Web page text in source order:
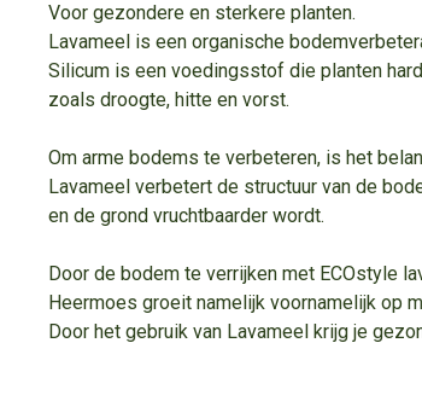
Voor gezondere en sterkere planten.
Lavameel is een organische
Silicum is een voedingsstof die planten
zoals droogte, hitte en vorst.
Om arme bodems te verbeteren, is het
Lavameel verbetert de structuur van de
en de grond vruchtbaarder wordt.
Door de bodem te verrijken met ECOstyle
Heermoes groeit namelijk voornamelijk op
Door het gebruik van Lavameel krijg je